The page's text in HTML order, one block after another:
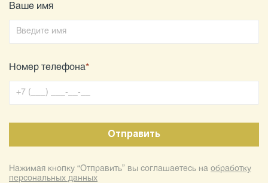
Ваше имя
Номер телефона*
Нажимая кнопку “Отправить” вы соглашаетесь на обработку
персональных данных